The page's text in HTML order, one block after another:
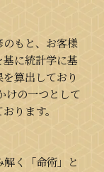
もと、お客様
に統計学に基
算出しており
けの一つとして
ります。
く「命術」と